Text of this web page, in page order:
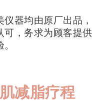
器均由原厂出品，
可，务求为顾客提供
减脂疗程